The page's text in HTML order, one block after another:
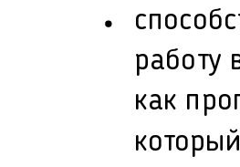
работу
как